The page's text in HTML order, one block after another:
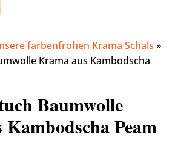
farbenfrohen Krama Schals »
Krama aus Kambodscha
Baumwolle
Peam